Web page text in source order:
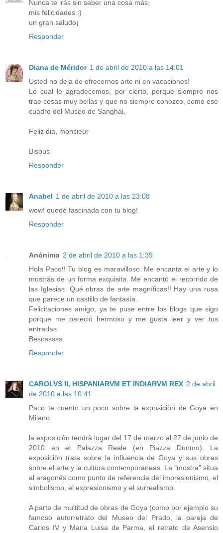
Nunca te irás sin saber una cosa más¡
mis felicidades :)
un gran saludo¡
Responder
Diana de Méridor 1 de abril de 2010 a las 14:01
Usted no deja de ofrecernos arte ni en vacaciones!
Lo cual le agradecemos, por cierto, porque siempre nos
trae cosas muy bellas y que no siempre conozco, como ese
cuadro del Museo de Sanghai.
Feliz dia, monsieur
Bisous
Responder
Anabel 1 de abril de 2010 a las 23:08
wow! quedé fascinada con tu blog!
Responder
Anónimo 2 de abril de 2010 a las 1:39
Hola Paco!! Tu blog es maravilloso. Me encanta el arte y lo
mostrás de un forma exquisita. Me encantó el recorrido de
las Iglesias. Qué obras de arte magníficas!! Hay una rusa
que parece un castillo de fantasía.
Felicitaciones amigo, ya te puse entre los blogs que sigo
porque me pareció hermoso y me gusta leer y ver tus
entradas.
Besosssss
Responder
CAROLVS II, HISPANIARVM ET INDIARVM REX 2 de abril
de 2010 a las 10:41
Paco te cuento un poco sobre la exposiciòn de Goya en
Milano:
la exposiciòn tendrà lugar del 17 de marzo al 27 de junio de
2010 en el Palazza Reale (en Piazza Duomo). La
exposiciòn trata sobre la influencia de Goya y sus obras
sobre el arte y la cultura contemporaneas. La "mostra" situa
al aragonés como punto de referencia del impresionismo, el
simbolismo, el expresionismo y el surrealismo.
A parte de multitud de obras de Goya (como por ejemplo su
famoso autorretrato del Museo del Prado, la pareja de
Carlos IV y Maria Luisa de Parma, el retrato de Asensio